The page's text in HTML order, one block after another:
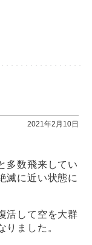
2021年2月10日
多数飛来してい
滅に近い状態に
活して空を大群
りました。